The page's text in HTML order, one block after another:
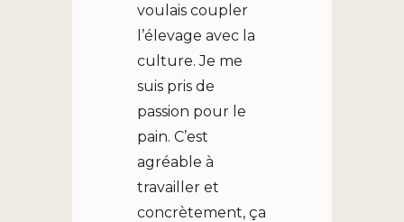
voulais coupler
l’élevage avec la
culture. Je me
suis pris de
passion pour le
pain. C’est
agréable à
travailler et
concrètement, ça